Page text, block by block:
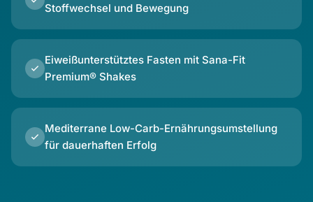
Stoffwechsel und Bewegung
Eiweißunterstütztes Fasten mit Sana-Fit
Premium® Shakes
Mediterrane Low-Carb-Ernährungsumstellung
für dauerhaften Erfolg